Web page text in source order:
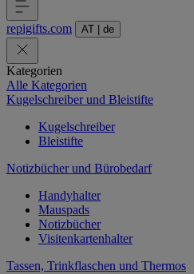
repigifts.com AT de
Kategorien
Alle Kategorien
Kugelschreiber und Bleistifte
Kugelschreiber
Bleistifte
Notizbücher und Bürobedarf
Handyhalter
Mauspads
Notizbücher
Visitenkartenhalter
Tassen, Trinkflaschen und Thermos